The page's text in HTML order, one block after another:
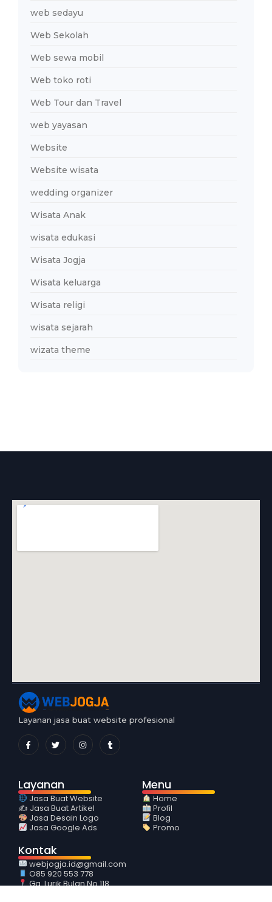
web sedayu
Web Sekolah
Web sewa mobil
Web toko roti
Web Tour dan Travel
web yayasan
Website
Website wisata
wedding organizer
Wisata Anak
wisata edukasi
Wisata Jogja
Wisata keluarga
Wisata religi
wisata sejarah
wizata theme
Layanan jasa buat website profesional
Layanan
Jasa Buat Website
✍️ Jasa Buat Artikel
Jasa Desain Logo
Jasa Google Ads
Menu
Home
Profil
Blog
Promo
Kontak
webjogja.id@gmail.com
O85 920 553 778
Gg. Lurik Bulan No 118